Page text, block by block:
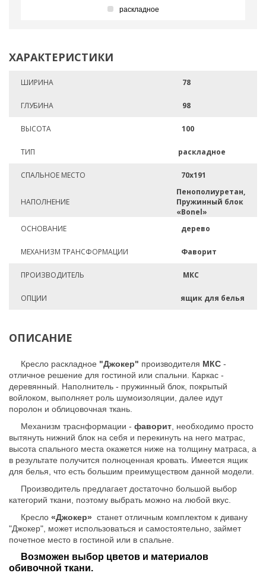
раскладное
ХАРАКТЕРИСТИКИ
ШИРИНА 78
ГЛУБИНА 98
ВЫСОТА 100
ТИП раскладное
СПАЛЬНОЕ МЕСТО 70х191
НАПОЛНЕНИЕ
Пенополиуретан,
Пружинный блок
«Bonel»
ОСНОВАНИЕ
дерево
МЕХАНИЗМ ТРАНСФОРМАЦИИ Фаворит
ПРОИЗВОДИТЕЛЬ МКС
ОПЦИИ ящик для белья
ОПИСАНИЕ
Кресло раскладное "Джокер" производителя МКС-
отличное решение для гостиной или спальни. Каркас -
деревянный. Наполнитель - пружинный блок, покрытый
войлоком, выполняет роль шумоизоляции, далее идут
поролон и облицовочная ткань.
Механизм траснформации - фаворит, необходимо просто
вытянуть нижний блок на себя и перекинуть на него матрас,
высота спального места окажется ниже на толщину матраса, а
в результате получится полноценная кровать. Имеется ящик
для белья, что есть большим преимуществом данной модели.
Производитель предлагает достаточно большой выбор
категорий ткани, поэтому выбрать можно на любой вкус.
Кресло «Джокер» станет отличным комплектом к дивану
"Джокер", может использоваться и самостоятельно, займет
почетное место в гостиной или в спальне.
Возможен выбор цветов и материалов
обивочной ткани.